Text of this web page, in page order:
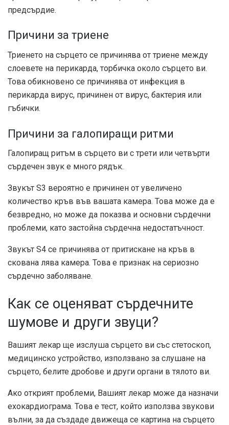
предсърдие.
Причини за триене
Триенето на сърцето се причинява от триене между
слоевете на перикарда, торбичка около сърцето ви.
Това обикновено се причинява от инфекция в
перикарда вирус, причинен от вирус, бактерия или
гъбички.
Причини за галопиращи ритми
Галопиращ ритъм в сърцето ви с трети или четвърти
сърдечен звук е много рядък.
Звукът S3 вероятно е причинен от увеличено
количество кръв във вашата камера. Това може да е
безвредно, но може да показва и основни сърдечни
проблеми, като застойна сърдечна недостатъчност.
Звукът S4 се причинява от притискане на кръв в
скована лява камера. Това е признак на сериозно
сърдечно заболяване.
Как се оценяват сърдечните
шумове и други звуци?
Вашият лекар ще изслуша сърцето ви със стетоскоп,
медицинско устройство, използвано за слушане на
сърцето, белите дробове и други органи в тялото ви.
Ако открият проблеми, Вашият лекар може да назначи
ехокардиограма. Това е тест, който използва звукови
вълни, за да създаде движеща се картина на сърцето